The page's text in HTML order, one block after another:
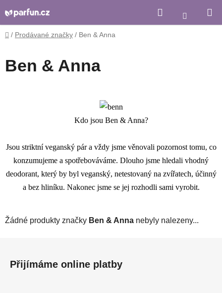
na
obsah
Nákupní
košík
Domů
/ Prodávané značky / Ben & Anna
Ben & Anna
Kdo jsou Ben & Anna?
Jsou striktní veganský pár a vždy jsme věnovali pozornost tomu, co
konzumujeme a spotřebováváme. Dlouho jsme hledali vhodný
deodorant, který by byl veganský, netestovaný na zvířatech, účinný
a bez hliníku. Nakonec jsme se jej rozhodli sami vyrobit.
Žádné produkty značky Ben & Anna nebyly nalezeny...
Přijímáme online platby